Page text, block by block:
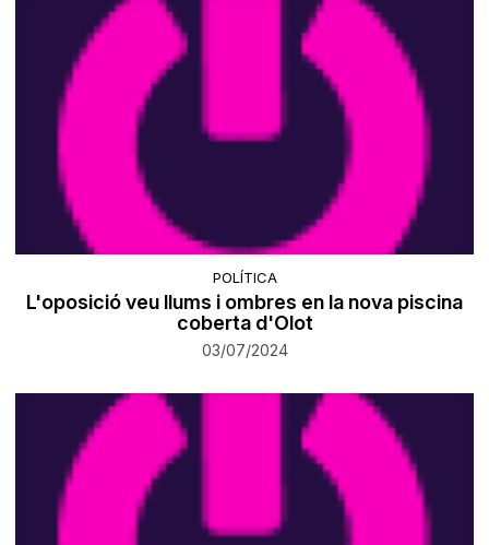
POLÍTICA
L'oposició veu llums i ombres en la nova piscina
coberta d'Olot
03/07/2024